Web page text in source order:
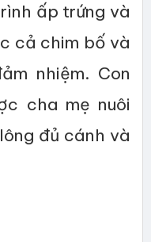
ấp trứng và
cả chim bố và
nhiệm. Con
cha mẹ nuôi
đủ cánh và